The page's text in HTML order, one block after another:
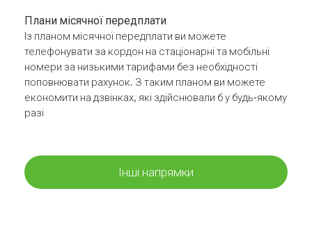
Плани місячної передплати
Із планом місячної передплати ви можете
телефонувати за кордон на стаціонарні та мобільні
номери за низькими тарифами без необхідності
поповнювати рахунок. З таким планом ви можете
економити на дзвінках, які здійснювали б у будь-якому
разі
Інші напрямки